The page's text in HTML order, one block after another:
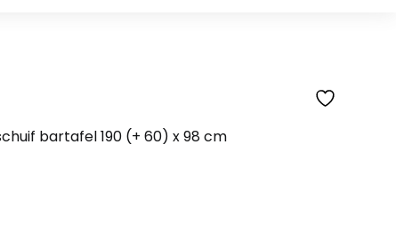
bartafel 190 (+ 60) x 98 cm